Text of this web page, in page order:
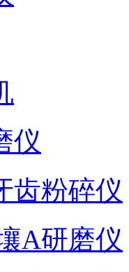
仪
齿粉碎仪
A研磨仪